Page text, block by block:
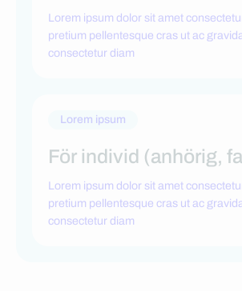
Lorem ipsum dolor sit amet
pretium pellentesque cras ut ac
consectetur diam
Lorem ipsum
För individ (anhörig,
Lorem ipsum dolor sit amet
pretium pellentesque cras ut ac
consectetur diam